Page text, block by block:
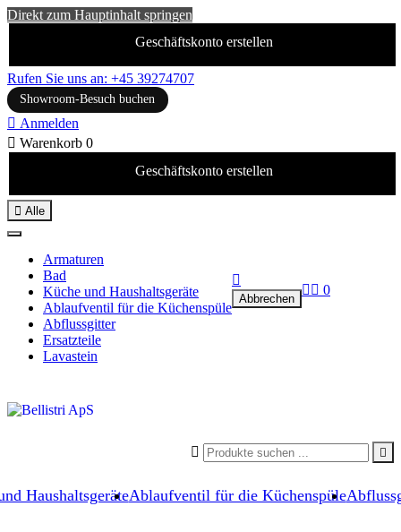
Direkt zum Hauptinhalt springen
Geschäftskonto erstellen
Rufen Sie uns an: +45 39274707
Showroom-Besuch buchen
 Anmelden
 Warenkorb 0
Geschäftskonto erstellen
HaushaltsgeräteAblaufventil für die Küchenspüle
 Alle
Armaturen
Bad
Küche und Haushaltsgeräte
Ablaufventil für die Küchenspüle
Abflussgitter
Ersatzteile
Lavastein
 

Abbrechen
  0